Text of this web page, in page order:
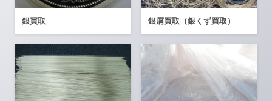
銀買取 銀屑買取（銀くず買取）